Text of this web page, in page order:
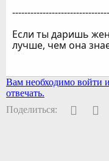
Если ты даришь
лучше, чем она
Вам необходимо войти
отвечать.
Поделиться: